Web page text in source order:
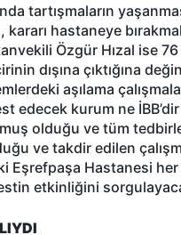
tartışmaların
kararı hastaneye
Özgür Hızal ise
dışına çıktığına
aşılama
edecek kurum ne
olduğu ve tüm
ve takdir edilen
Eşrefpaşa Hastanesi
etkinliğini